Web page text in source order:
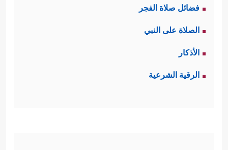
فضائل صلاة الفجر
الصلاة على النبي
الأذكار
الرقية الشرعية